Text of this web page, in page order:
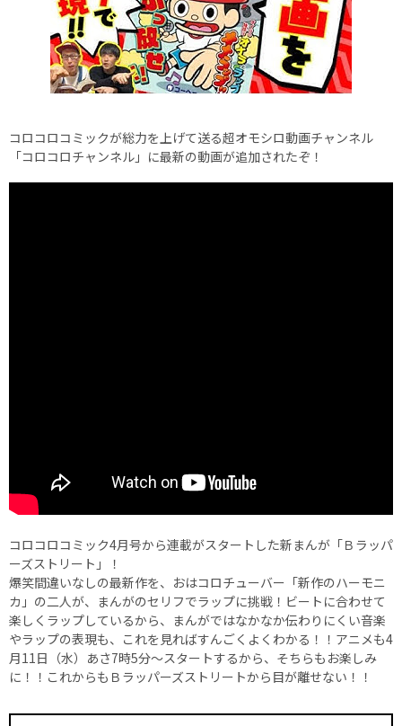
コロコロコミックが総力を上げて送る超オモシロ動画チャンネル
「コロコロチャンネル」に最新の動画が追加されたぞ！
コロコロコミック4月号から連載がスタートした新まんが「Ｂラッパ
ーズストリート」！
爆笑間違いなしの最新作を、おはコロチューバー「新作のハーモニ
カ」の二人が、まんがのセリフでラップに挑戦！ビートに合わせて
楽しくラップしているから、まんがではなかなか伝わりにくい音楽
やラップの表現も、これを見ればすんごくよくわかる！！アニメも4
月11日（水）あさ7時5分～スタートするから、そちらもお楽しみ
に！！これからもＢラッパーズストリートから目が離せない！！